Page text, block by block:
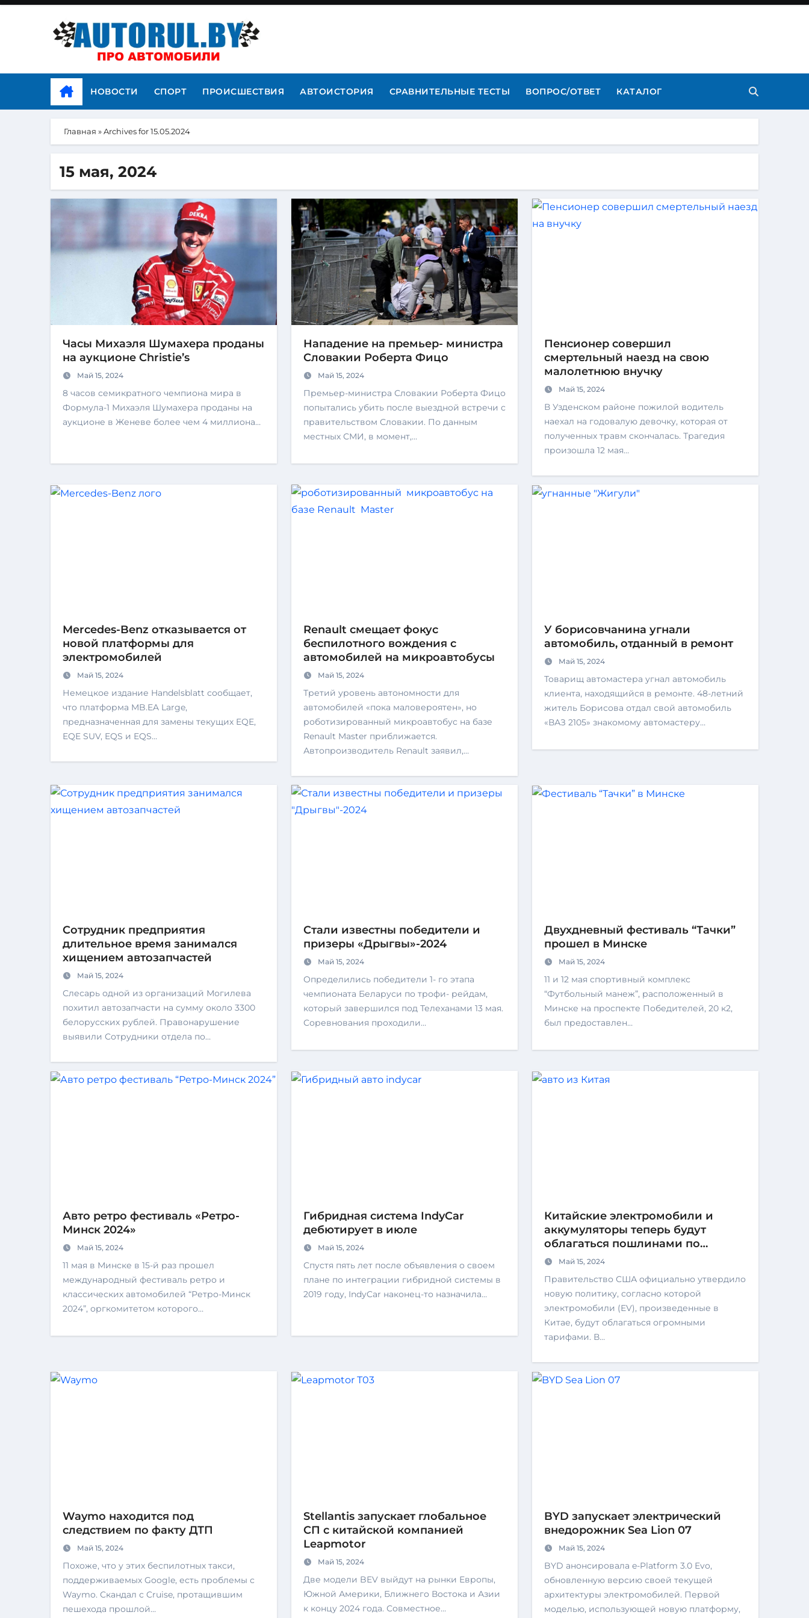
НОВОСТИ СПОРТ ПРОИСШЕСТВИЯ АВТОИСТОРИЯ СРАВНИТЕЛЬНЫЕ ТЕСТЫ ВОПРОС/ОТВЕТ КАТАЛОГ
Главная »Archives for 15.05.2024
15 мая, 2024
Часы Михаэля Шумахера проданы
на аукционе Christie’s
Май 15, 2024
8 часов семикратного чемпиона мира в
Формула-1 Михаэля Шумахера проданы на
аукционе в Женеве более чем 4 миллиона…
Нападение на премьер- министра
Словакии Роберта Фицо
Май 15, 2024
Премьер-министра Словакии Роберта Фицо
попытались убить после выездной встречи с
правительством Словакии. По данным
местных СМИ, в момент,…
Пенсионер совершил
смертельный наезд на свою
малолетнюю внучку
Май 15, 2024
В Узденском районе пожилой водитель
наехал на годовалую девочку, которая от
полученных травм скончалась. Трагедия
произошла 12 мая…
Mercedes-Benz отказывается от
новой платформы для
электромобилей
Май 15, 2024
Немецкое издание Handelsblatt сообщает,
что платформа MB.EA Large,
предназначенная для замены текущих EQE,
EQE SUV, EQS и EQS…
Renault смещает фокус
беспилотного вождения с
автомобилей на микроавтобусы
Май 15, 2024
Третий уровень автономности для
автомобилей «пока маловероятен», но
роботизированный микроавтобус на базе
Renault Master приближается.
Автопроизводитель Renault заявил,…
У борисовчанина угнали
автомобиль, отданный в ремонт
Май 15, 2024
Товарищ автомастера угнал автомобиль
клиента, находящийся в ремонте. 48-летний
житель Борисова отдал свой автомобиль
«ВАЗ 2105» знакомому автомастеру…
Сотрудник предприятия
длительное время занимался
хищением автозапчастей
Май 15, 2024
Слесарь одной из организаций Могилева
похитил автозапчасти на сумму около 3300
белорусских рублей. Правонарушение
выявили Сотрудники отдела по…
Стали известны победители и
призеры «Дрыгвы»-2024
Май 15, 2024
Определились победители 1- го этапа
чемпионата Беларуси по трофи- рейдам,
который завершился под Телеханами 13 мая.
Соревнования проходили…
Двухдневный фестиваль “Тачки”
прошел в Минске
Май 15, 2024
11 и 12 мая спортивный комплекс
“Футбольный манеж”, расположенный в
Минске на проспекте Победителей, 20 к2,
был предоставлен…
Авто ретро фестиваль «Ретро-
Минск 2024»
Май 15, 2024
11 мая в Минске в 15-й раз прошел
международный фестиваль ретро и
классических автомобилей “Ретро-Минск
2024”, оргкомитетом которого…
Гибридная система IndyCar
дебютирует в июле
Май 15, 2024
Спустя пять лет после объявления о своем
плане по интеграции гибридной системы в
2019 году, IndyCar наконец-то назначила…
Китайские электромобили и
аккумуляторы теперь будут
облагаться пошлинами по
прибытии в США
Май 15, 2024
Правительство США официально утвердило
новую политику, согласно которой
электромобили (EV), произведенные в
Китае, будут облагаться огромными
тарифами. В…
Waymo находится под
следствием по факту ДТП
Май 15, 2024
Похоже, что у этих беспилотных такси,
поддерживаемых Google, есть проблемы с
Waymo. Скандал с Cruise, протащившим
пешехода прошлой…
Stellantis запускает глобальное
СП с китайской компанией
Leapmotor
Май 15, 2024
Две модели BEV выйдут на рынки Европы,
Южной Америки, Ближнего Востока и Азии
к концу 2024 года. Совместное…
BYD запускает электрический
внедорожник Sea Lion 07
Май 15, 2024
BYD анонсировала e-Platform 3.0 Evo,
обновленную версию своей текущей
архитектуры электромобилей. Первой
моделью, использующей новую платформу,